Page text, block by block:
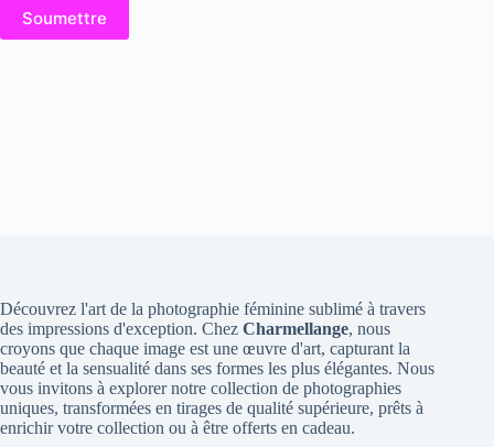
Soumettre
Découvrez l'art de la photographie féminine sublimé à travers
des impressions d'exception. Chez Charmellange, nous
croyons que chaque image est une œuvre d'art, capturant la
beauté et la sensualité dans ses formes les plus élégantes. Nous
vous invitons à explorer notre collection de photographies
uniques, transformées en tirages de qualité supérieure, prêts à
enrichir votre collection ou à être offerts en cadeau.